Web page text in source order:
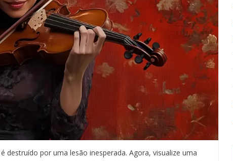
por uma lesão inesperada. Agora, visualize uma